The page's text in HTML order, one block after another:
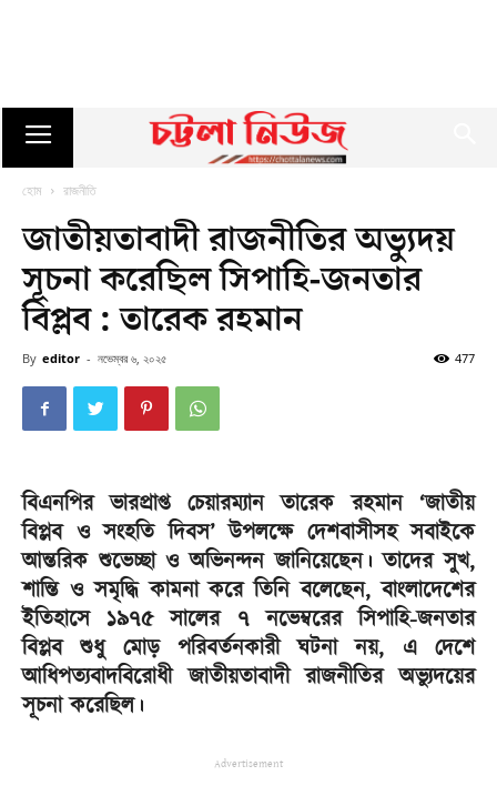
হোম রাজনীতি
জাতীয়তাবাদী রাজনীতির অভ্যুদয়
সূচনা করেছিল সিপাহি-জনতার
বিপ্লব : তারেক রহমান
By editor - নভেম্বর ৬, ২০২৫ 477
বিএনপির ভারপ্রাপ্ত চেয়ারম্যান তারেক রহমান ‘জাতীয়
বিপ্লব ও সংহতি দিবস’ উপলক্ষে দেশবাসীসহ সবাইকে
আন্তরিক শুভেচ্ছা ও অভিনন্দন জানিয়েছেন। তাদের সুখ,
শান্তি ও সমৃদ্ধি কামনা করে তিনি বলেছেন, বাংলাদেশের
ইতিহাসে ১৯৭৫ সালের ৭ নভেম্বরের সিপাহি-জনতার
বিপ্লব শুধু মোড় পরিবর্তনকারী ঘটনা নয়, এ দেশে
আধিপত্যবাদবিরোধী জাতীয়তাবাদী রাজনীতির অভ্যুদয়ের
সূচনা করেছিল।
Advertisement